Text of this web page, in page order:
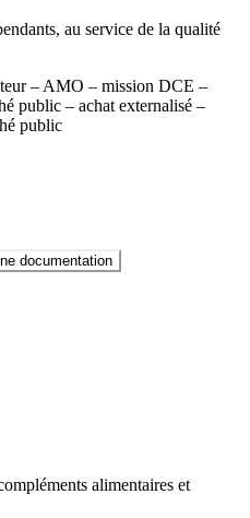
au service de la qualité
– AMO – mission DCE –
public – achat externalisé –
public
documentation
alimentaires et